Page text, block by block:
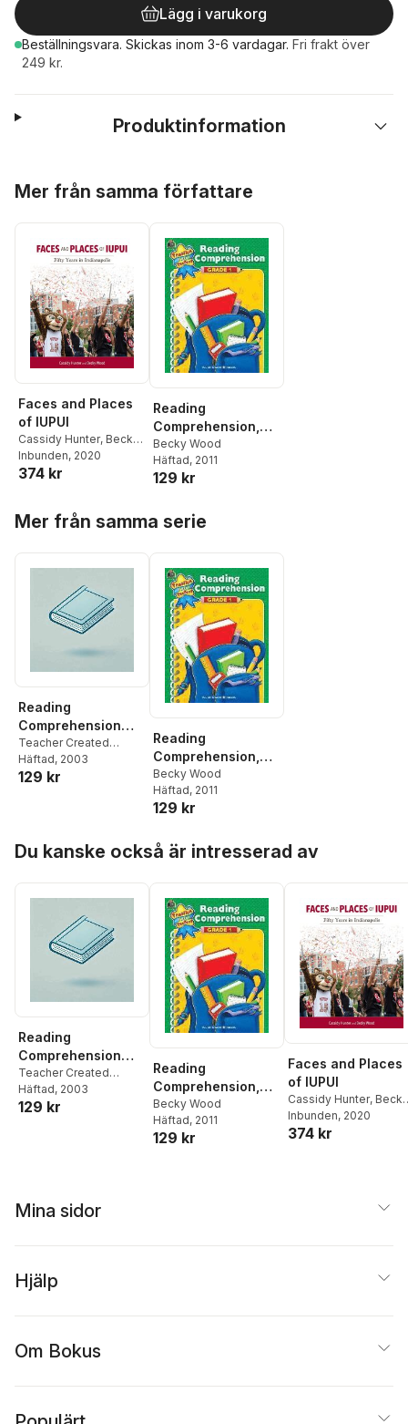
Lägg i varukorg
Beställningsvara. Skickas inom 3-6 vardagar. Fri frakt över
249 kr.
Produktinformation
Mer från samma författare
Faces and Places
of IUPUI
Cassidy Hunter, Becky
Wood
Inbunden, 2020
374 kr
Reading
Comprehension,
Grade 1
Becky Wood
Häftad, 2011
129 kr
Mer från samma serie
Reading
Comprehension
Grade 5
Teacher Created
Resources
Häftad, 2003
129 kr
Reading
Comprehension,
Grade 1
Becky Wood
Häftad, 2011
129 kr
Du kanske också är intresserad av
Reading
Comprehension
Grade 5
Teacher Created
Resources
Häftad, 2003
129 kr
Reading
Comprehension,
Grade 1
Becky Wood
Häftad, 2011
129 kr
Faces and Places
of IUPUI
Cassidy Hunter, Becky
Wood
Inbunden, 2020
374 kr
Mina sidor
Hjälp
Om Bokus